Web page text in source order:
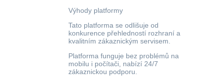
Výhody platformy
Tato platforma se odlišuje od
konkurence přehledností rozhraní a
kvalitním zákaznickým servisem.
Platforma funguje bez problémů na
mobilu i počítači, nabízí 24/7
zákaznickou podporu.